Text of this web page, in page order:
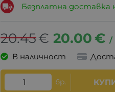
Безплатна доставка
20.45€ 20.00 € /
В наличност
бр.